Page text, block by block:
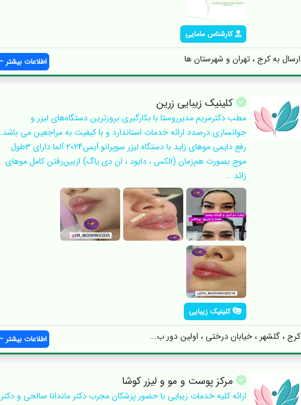
کارشناس مامایی
ارسال به کرج ، تهران و شهرستان ها اطلاعات بیشتر
کلینیک زیبایی زرین
مطب دکترمریم مدیرروستا با بکارگیری بروزترین دستگاه‌های لیزر و
جوانسازی درصدد ارائه خدمات استاندارد و با کیفیت به مراجعین می باشد.
رفع دایمی موهای زاید با دستگاه لیزر سوپرانو آیس2024 آلما دارای ۳طول
موج بصورت هم‌زمان (الکس ، دایود ، ان دی یاگ) ازبین‌رفتن کامل موهای
زائد ..
کلینیک زیبایی
کرج ، گلشهر ، خیابان درختی ، اولین دور ب... اطلاعات بیشتر
مرکز پوست و مو و لیزر کوشا
ارائه کلیه خدمات زیبایی با حضور پزشکان مجرب دکتر ماندانا صالحی و دکتر